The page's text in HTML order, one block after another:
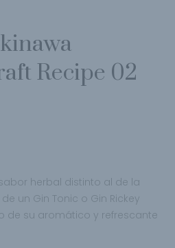
Recipe 02
herbal distinto al de la
un Gin Tonic o Gin Rickey
de su aromático y refrescante